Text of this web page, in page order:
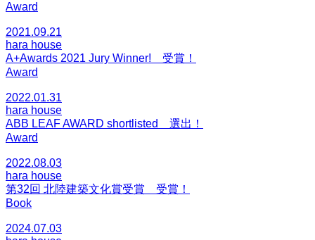
Award
2021.09.21
hara house
A+Awards 2021 Jury Winner! 受賞！
Award
2022.01.31
hara house
ABB LEAF AWARD shortlisted 選出！
Award
2022.08.03
hara house
第32回 北陸建築文化賞受賞 受賞！
Book
2024.07.03